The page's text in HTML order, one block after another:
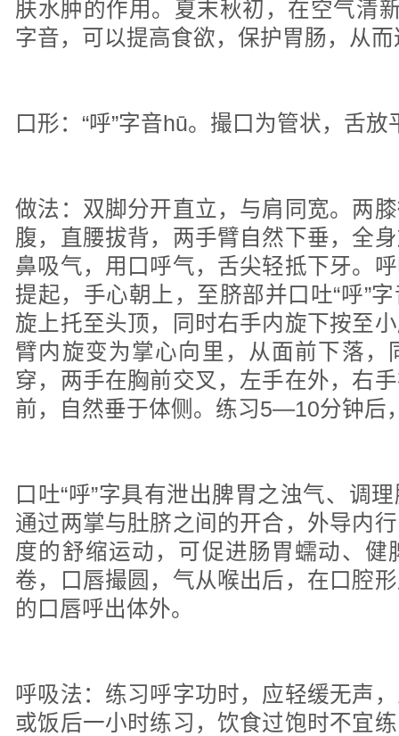
肤水肿的作用。夏末秋初，在空气清
字音，可以提高食欲，保护胃肠，从
口形：“呼”字音hū。撮口为管状，舌
做法：双脚分开直立，与肩同宽。两
腹，直腰拔背，两手臂自然下垂，全
鼻吸气，用口呼气，舌尖轻抵下牙。
提起，手心朝上，至脐部并口吐“呼”
旋上托至头顶，同时右手内旋下按至
臂内旋变为掌心向里，从面前下落，
穿，两手在胸前交叉，左手在外，右
前，自然垂于体侧。练习5—10分钟
口吐“呼”字具有泄出脾胃之浊气、调
通过两掌与肚脐之间的开合，外导内
度的舒缩运动，可促进肠胃蠕动、健
卷，口唇撮圆，气从喉出后，在口腔
的口唇呼出体外。
呼吸法：练习呼字功时，应轻缓无声
或饭后一小时练习，饮食过饱时不宜